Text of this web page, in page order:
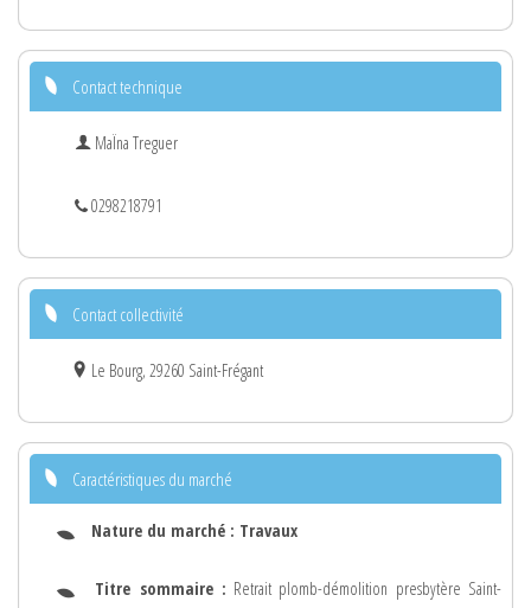
Contact technique
MaÏna Treguer
0298218791
Contact collectivité
Le Bourg, 29260 Saint-Frégant
Caractéristiques du marché
Nature du marché : Travaux
Titre sommaire : Retrait plomb-démolition presbytère Saint-